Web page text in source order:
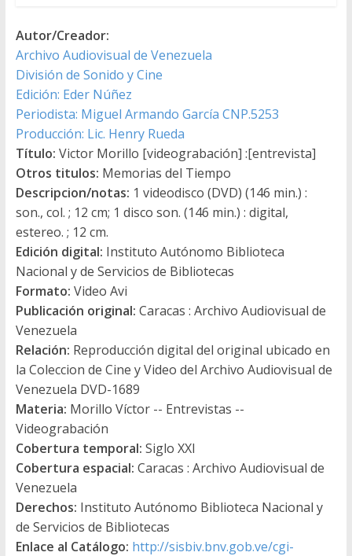
Autor/Creador:
Archivo Audiovisual de Venezuela
División de Sonido y Cine
Edición: Eder Núñez
Periodista: Miguel Armando García CNP.5253
Producción: Lic. Henry Rueda
Título: Victor Morillo [videograbación] :[entrevista]
Otros titulos: Memorias del Tiempo
Descripcion/notas: 1 videodisco (DVD) (146 min.) :
son., col. ; 12 cm; 1 disco son. (146 min.) : digital,
estereo. ; 12 cm.
Edición digital: Instituto Autónomo Biblioteca
Nacional y de Servicios de Bibliotecas
Formato: Video Avi
Publicación original: Caracas : Archivo Audiovisual de
Venezuela
Relación: Reproducción digital del original ubicado en
la Coleccion de Cine y Video del Archivo Audiovisual de
Venezuela DVD-1689
Materia: Morillo Víctor -- Entrevistas --
Videograbación
Cobertura temporal: Siglo XXI
Cobertura espacial: Caracas : Archivo Audiovisual de
Venezuela
Derechos: Instituto Autónomo Biblioteca Nacional y
de Servicios de Bibliotecas
Enlace al Catálogo: http://sisbiv.bnv.gob.ve/cgi-